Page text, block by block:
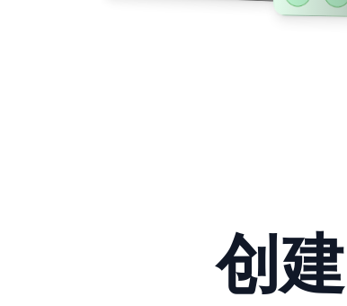
创